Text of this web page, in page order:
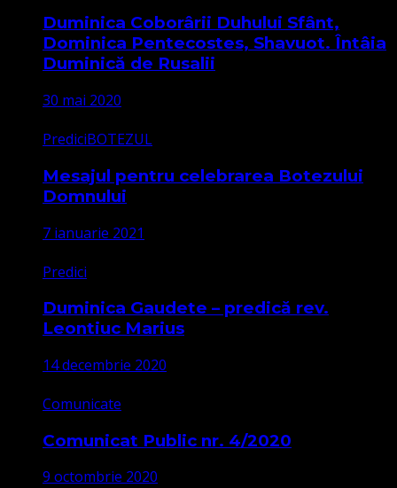
Duminica Coborârii Duhului Sfânt,
Dominica Pentecostes, Shavuot. Întâia
Duminică de Rusalii
30 mai 2020
PrediciBOTEZUL
Mesajul pentru celebrarea Botezului
Domnului
7 ianuarie 2021
Predici
Duminica Gaudete – predică rev.
Leontiuc Marius
14 decembrie 2020
Comunicate
Comunicat Public nr. 4/2020
9 octombrie 2020